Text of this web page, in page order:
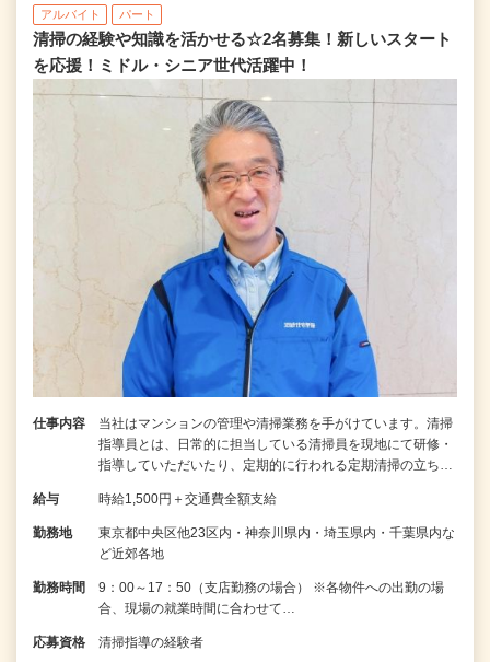
アルバイト パート
清掃の経験や知識を活かせる☆2名募集！新しいスタート
を応援！ミドル・シニア世代活躍中！
仕事内容
当社はマンションの管理や清掃業務を手がけています。清掃
指導員とは、日常的に担当している清掃員を現地にて研修・
指導していただいたり、定期的に行われる定期清掃の立ち…
給与 時給1,500円＋交通費全額支給
勤務地
東京都中央区他23区内・神奈川県内・埼玉県内・千葉県内な
ど近郊各地
勤務時間
9：00～17：50（支店勤務の場合） ※各物件への出勤の場
合、現場の就業時間に合わせて…
応募資格 清掃指導の経験者